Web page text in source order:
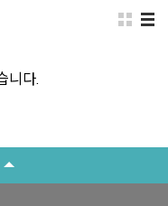
니다.